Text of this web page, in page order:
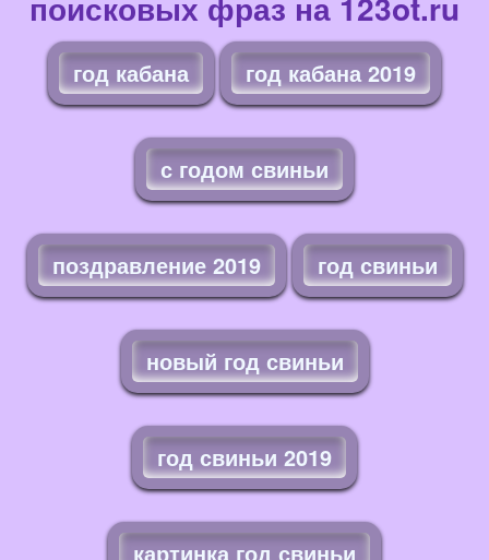
год кабана год кабана 2019
с годом свиньи
поздравление 2019 год свиньи
новый год свиньи
год свиньи 2019
картинка год свиньи